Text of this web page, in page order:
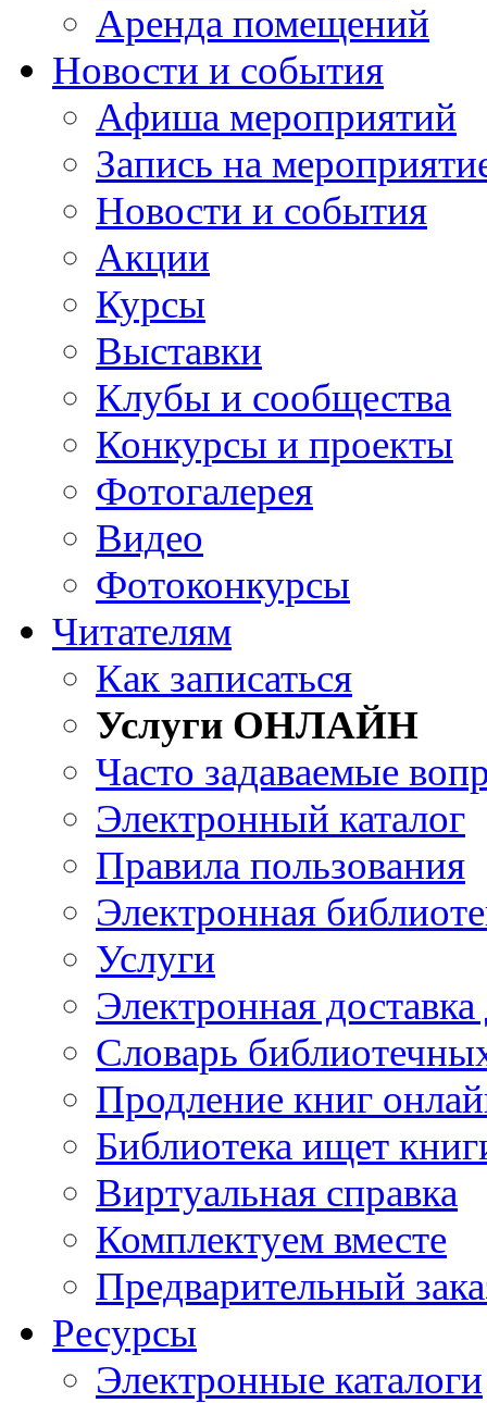
Аренда помещений
Новости и события
Афиша мероприятий
Запись на
Новости и события
Акции
Курсы
Выставки
Клубы и сообщества
Конкурсы и проекты
Фотогалерея
Видео
Фотоконкурсы
Читателям
Как записаться
Услуги ОНЛАЙН
Часто задаваемые
Электронный каталог
Правила пользования
Электронная
Услуги
Электронная
Словарь
Продление книг
Библиотека ищет
Виртуальная справка
Комплектуем вместе
Предварительный
Ресурсы
Электронные каталоги